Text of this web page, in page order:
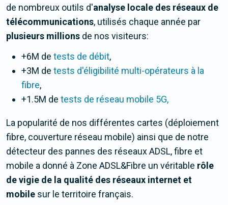
de nombreux outils d'analyse locale des réseaux de
télécommunications, utilisés chaque année par
plusieurs millions de nos visiteurs:
+6M de tests de débit,
+3M de tests d'éligibilité multi-opérateurs à la
fibre,
+1.5M de tests de réseau mobile 5G,
La popularité de nos différentes cartes (déploiement
fibre, couverture réseau mobile) ainsi que de notre
détecteur des pannes des réseaux ADSL, fibre et
mobile a donné à Zone ADSL&Fibre un véritable rôle
de vigie de la qualité des réseaux internet et
mobile sur le territoire français.